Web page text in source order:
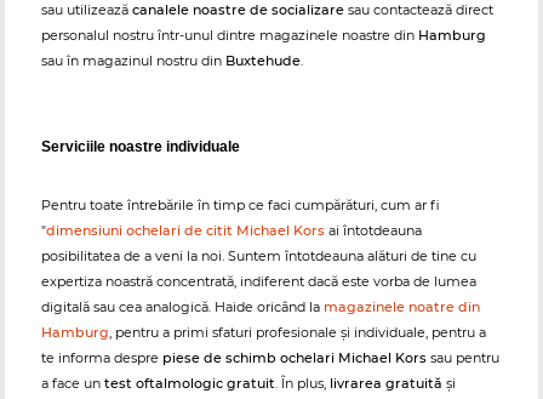
sau utilizează canalele noastre de socializare sau contactează direct
personalul nostru într-unul dintre magazinele noastre din Hamburg
sau în magazinul nostru din Buxtehude.
Serviciile noastre individuale
Pentru toate întrebările în timp ce faci cumpărături, cum ar fi
"dimensiuni ochelari de citit Michael Kors ai întotdeauna
posibilitatea de a veni la noi. Suntem întotdeauna alături de tine cu
expertiza noastră concentrată, indiferent dacă este vorba de lumea
digitală sau cea analogică. Haide oricând la magazinele noatre din
Hamburg, pentru a primi sfaturi profesionale și individuale, pentru a
te informa despre piese de schimb ochelari Michael Kors sau pentru
a face un test oftalmologic gratuit. În plus, livrarea gratuită și